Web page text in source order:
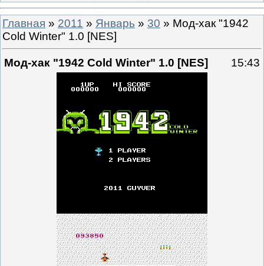
Главная » 2011 » Январь » 30 » Мод-хак "1942
Cold Winter" 1.0 [NES]
Мод-хак "1942 Cold Winter" 1.0 [NES] 15:43